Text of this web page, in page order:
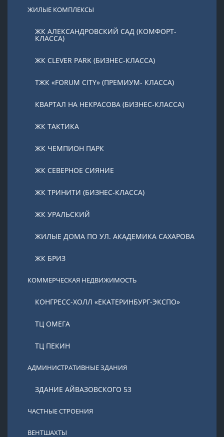
ЖИЛЫЕ КОМПЛЕКСЫ
ЖК АЛЕКСАНДРОВСКИЙ САД (КОМФОРТ-
КЛАССА)
ЖК CLEVER PARK (БИЗНЕС-КЛАССА)
ТЖК «FORUM CITY» (ПРЕМИУМ- КЛАССА)
КВАРТАЛ НА НЕКРАСОВА (БИЗНЕС-КЛАССА)
ЖК ТАКТИКА
ЖК ЧЕМПИОН ПАРК
ЖК СЕВЕРНОЕ СИЯНИЕ
ЖК ТРИНИТИ (БИЗНЕС-КЛАССА)
ЖК УРАЛЬСКИЙ
ЖИЛЫЕ ДОМА ПО УЛ. АКАДЕМИКА САХАРОВА
ЖК БРИЗ
КОММЕРЧЕСКАЯ НЕДВИЖИМОСТЬ
КОНГРЕСС-ХОЛЛ «ЕКАТЕРИНБУРГ-ЭКСПО»
ТЦ ОМЕГА
ТЦ ПЕКИН
АДМИНИСТРАТИВНЫЕ ЗДАНИЯ
ЗДАНИЕ АЙВАЗОВСКОГО 53
ЧАСТНЫЕ СТРОЕНИЯ
ВЕНТШАХТЫ